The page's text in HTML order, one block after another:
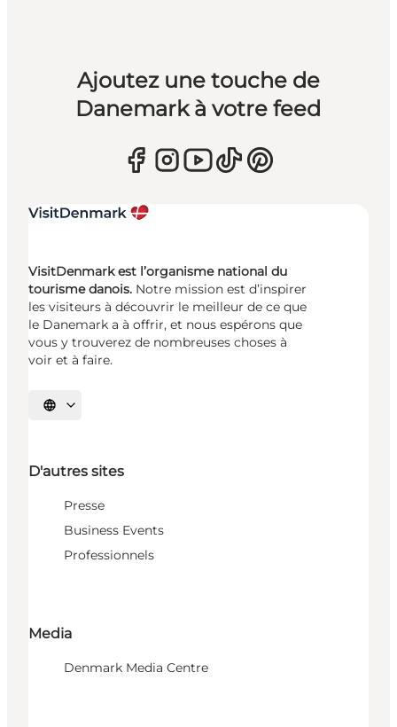
Ajoutez une touche de
Danemark à votre feed
VisitDenmark est l’organisme national du
tourisme danois. Notre mission est d’inspirer
les visiteurs à découvrir le meilleur de ce que
le Danemark a à offrir, et nous espérons que
vous y trouverez de nombreuses choses à
voir et à faire.
Choisissez la langue
D'autres sites
Presse
Business Events
Professionnels
Media
Denmark Media Centre